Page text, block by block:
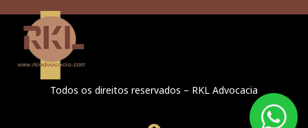
Todos os direitos reservados – RKL Advocacia